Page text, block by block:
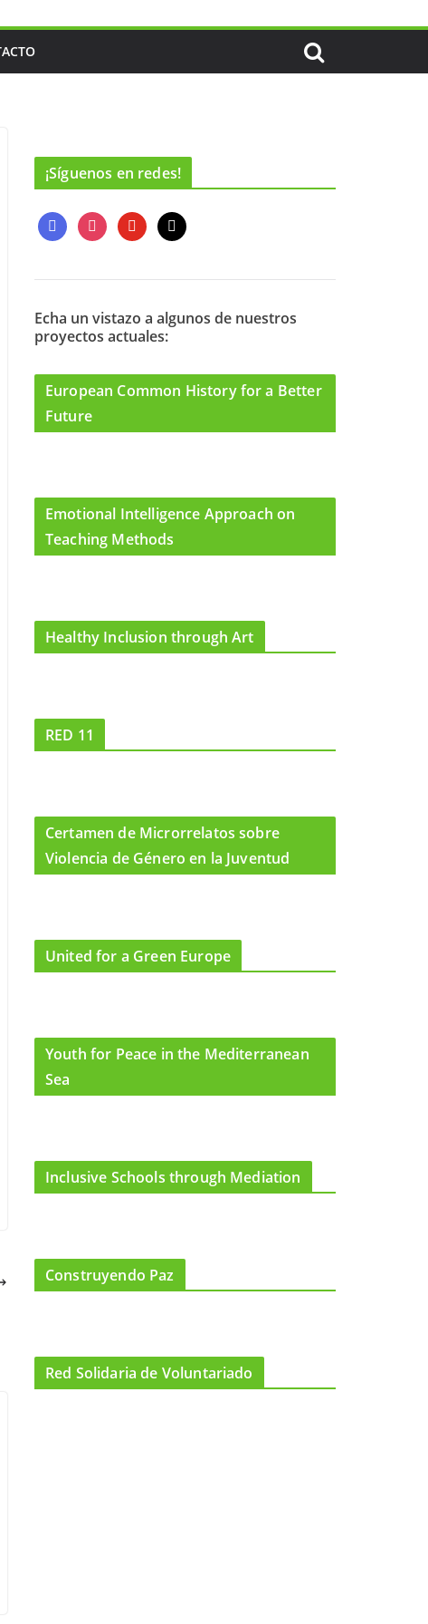
¡Síguenos en redes!
f
a
e
o
o
i
n
t
g
r
m
y
o
t
b
e
m
a
l
Echa un vistazo a algunos de nuestros
proyectos actuales:
European Common History for a Better
Future
Emotional Intelligence Approach on
Teaching Methods
Healthy Inclusion through Art
RED 11
Certamen de Microrrelatos sobre
Violencia de Género en la Juventud
United for a Green Europe
Youth for Peace in the Mediterranean
Sea
Inclusive Schools through Mediation
Construyendo Paz
Red Solidaria de Voluntariado